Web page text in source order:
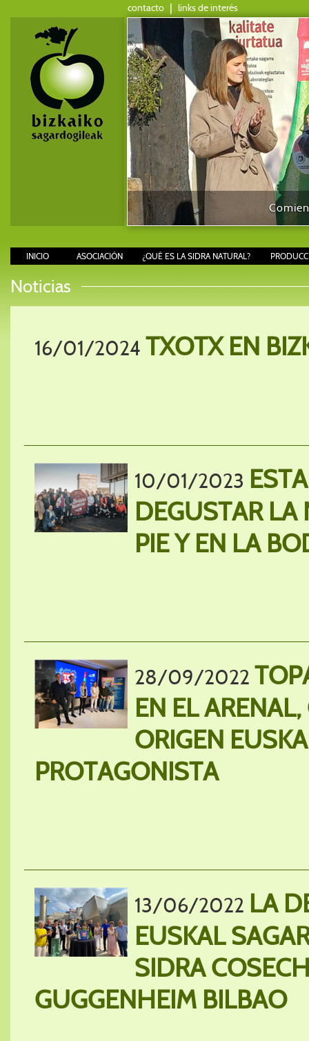
contacto | links de interés
INICIO ASOCIACIÓN ¿QUÉ ES LA SIDRA NATURAL?
Noticias
16/01/2024 TXOTX EN
10/01/2023
DEGUSTAR LA
PIE Y EN LA
28/09/2022
EN EL
ORIGEN
PROTAGONISTA
13/06/2022 LA
EUSKAL
SIDRA
GUGGENHEIM BILBAO